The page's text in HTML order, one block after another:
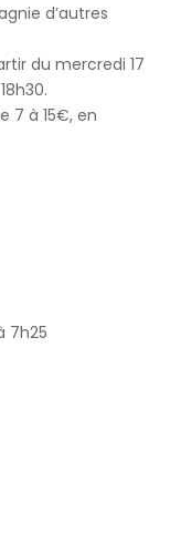
d’autres
du mercredi 17
7 à 15€, en
7h25